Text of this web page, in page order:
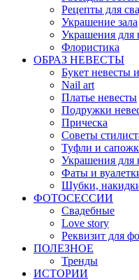
Рецепты для
Украшение зала
Украшения для
Флористика
ОБРАЗ НЕВЕСТЫ
Букет невесты
Nail art
Платье невесты
Подружки
Прическа
Советы
Туфли и
Украшения для
Фаты и
Шубки,
ФОТОСЕССИИ
Свадебные
Love story
Реквизит для
ПОЛЕЗНОЕ
Тренды
ИСТОРИИ